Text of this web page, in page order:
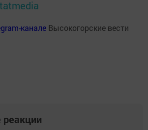
канале Высокогорские вести
реакции